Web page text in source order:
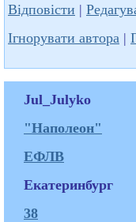
Відповісти |
Ігнорувати автора |
Jul_Julyko
"Наполеон"
ЕФЛВ
Екатеринбург
38